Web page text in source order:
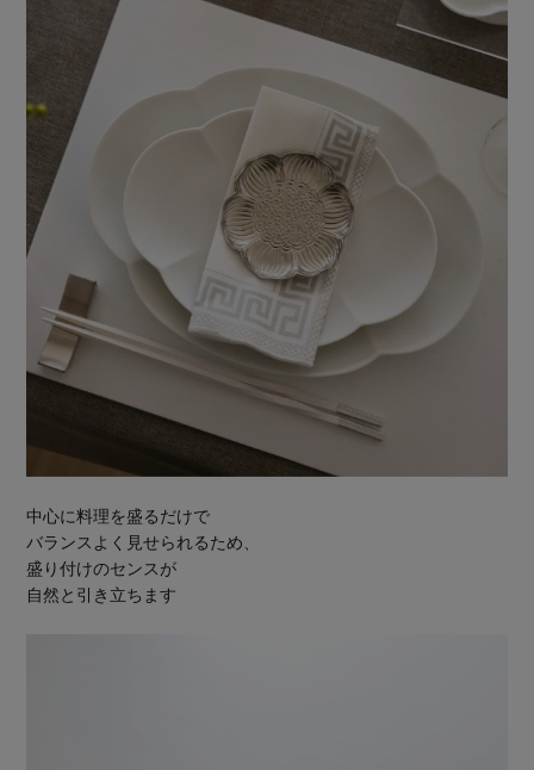
中心に料理を盛るだけで
バランスよく見せられるため、
盛り付けのセンスが
自然と引き立ちます